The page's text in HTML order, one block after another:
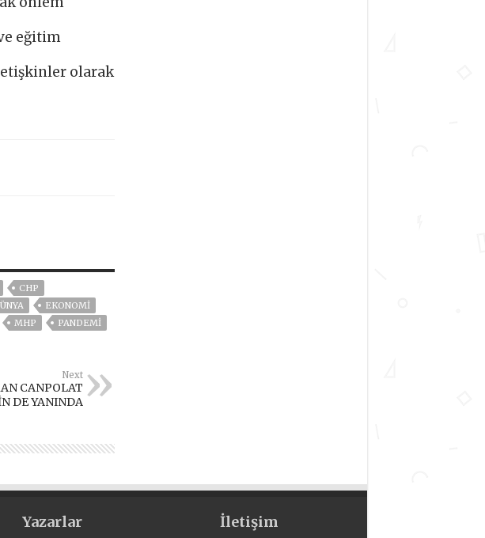
eğitim
olarak
CHP
EKONOMİ
MHP
PANDEMİ
Next
CANPOLAT
DE YANINDA
Yazarlar İletişim